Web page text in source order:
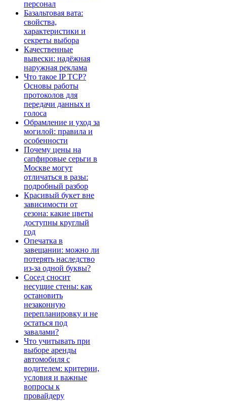
персонал
Базальтовая вата:
свойства,
характеристики и
секреты выбора
Качественные
вывески: надёжная
наружная реклама
Что такое IP TCP?
Основы работы
протоколов для
передачи данных и
голоса
Обрамление и уход за
могилой: правила и
особенности
Почему цены на
сапфировые серьги в
Москве могут
отличаться в разы:
подробный разбор
Красивый букет вне
зависимости от
сезона: какие цветы
доступны круглый
год
Опечатка в
завещании: можно ли
потерять наследство
из-за одной буквы?
Сосед сносит
несущие стены: как
остановить
незаконную
перепланировку и не
остаться под
завалами?
Что учитывать при
выборе аренды
автомобиля с
водителем: критерии,
условия и важные
вопросы к
провайдеру